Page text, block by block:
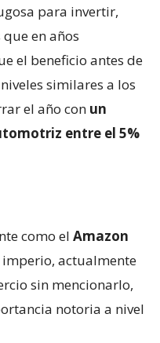
para invertir,
en años
el beneficio antes de
similares a los
el año con un
entre el 5%
como el Amazon
imperio, actualmente
sin mencionarlo,
notoria a nivel